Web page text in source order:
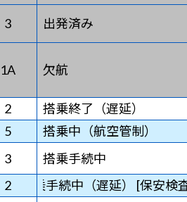
3 出発済み
1A 欠航
2 搭乗終了（遅延）
5 搭乗中（航空管制）
3 搭乗手続中
2
搭乗手続中（遅延） [保安検査場